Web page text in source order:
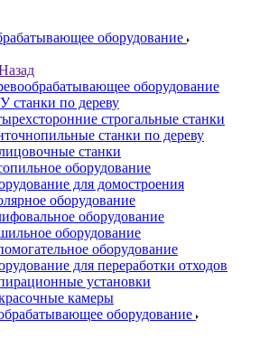
оборудование
оборудование
станки по дереву
строгальные станки
станки по дереву
станки
оборудование
для домостроения
оборудование
оборудование
оборудование
оборудование
для переработки отходов
установки
камеры
оборудование